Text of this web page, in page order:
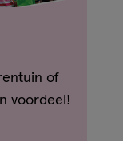
of
voordeel!